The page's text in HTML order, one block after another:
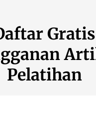
Gratis
Pelatihan